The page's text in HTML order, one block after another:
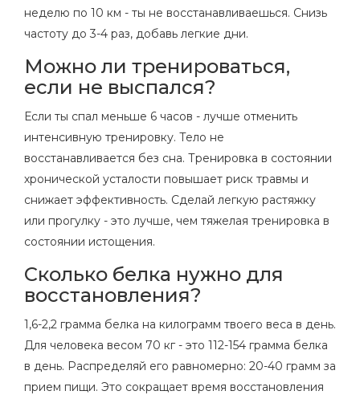
неделю по 10 км - ты не восстанавливаешься. Снизь
частоту до 3-4 раз, добавь легкие дни.
Можно ли тренироваться,
если не выспался?
Если ты спал меньше 6 часов - лучше отменить
интенсивную тренировку. Тело не
восстанавливается без сна. Тренировка в состоянии
хронической усталости повышает риск травмы и
снижает эффективность. Сделай легкую растяжку
или прогулку - это лучше, чем тяжелая тренировка в
состоянии истощения.
Сколько белка нужно для
восстановления?
1,6-2,2 грамма белка на килограмм твоего веса в день.
Для человека весом 70 кг - это 112-154 грамма белка
в день. Распределяй его равномерно: 20-40 грамм за
прием пищи. Это сокращает время восстановления